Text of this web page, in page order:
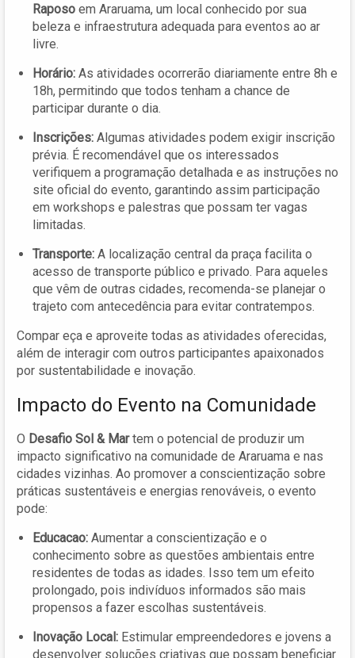
Raposo em Araruama, um local conhecido por sua
beleza e infraestrutura adequada para eventos ao ar
livre.
Horário: As atividades ocorrerão diariamente entre 8h e
18h, permitindo que todos tenham a chance de
participar durante o dia.
Inscrições: Algumas atividades podem exigir inscrição
prévia. É recomendável que os interessados
verifiquem a programação detalhada e as instruções no
site oficial do evento, garantindo assim participação
em workshops e palestras que possam ter vagas
limitadas.
Transporte: A localização central da praça facilita o
acesso de transporte público e privado. Para aqueles
que vêm de outras cidades, recomenda-se planejar o
trajeto com antecedência para evitar contratempos.
Compar eça e aproveite todas as atividades oferecidas,
além de interagir com outros participantes apaixonados
por sustentabilidade e inovação.
Impacto do Evento na Comunidade
O Desafio Sol & Martem o potencial de produzir um
impacto significativo na comunidade de Araruama e nas
cidades vizinhas. Ao promover a conscientização sobre
práticas sustentáveis e energias renováveis, o evento
pode:
Educacao: Aumentar a conscientização e o
conhecimento sobre as questões ambientais entre
residentes de todas as idades. Isso tem um efeito
prolongado, pois indivíduos informados são mais
propensos a fazer escolhas sustentáveis.
Inovação Local: Estimular empreendedores e jovens a
desenvolver soluções criativas que possam beneficiar